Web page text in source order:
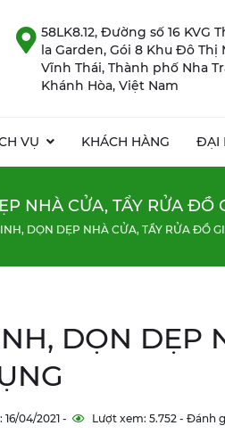
VỤ KHÁCH HÀNG ĐẠI
58LK8.12, Đường số 16 KVG
la Garden, Gói 8 Khu Đô Thị
Vĩnh Thái, Thành phố Nha
Khánh Hòa, Việt Nam
NHÀ CỬA, TẨY RỬA ĐỒ
DỌN DẸP NHÀ CỬA, TẨY RỬA ĐỒ
DỌN DẸP
04/2021 - Lượt xem: 5.752 - Đánh